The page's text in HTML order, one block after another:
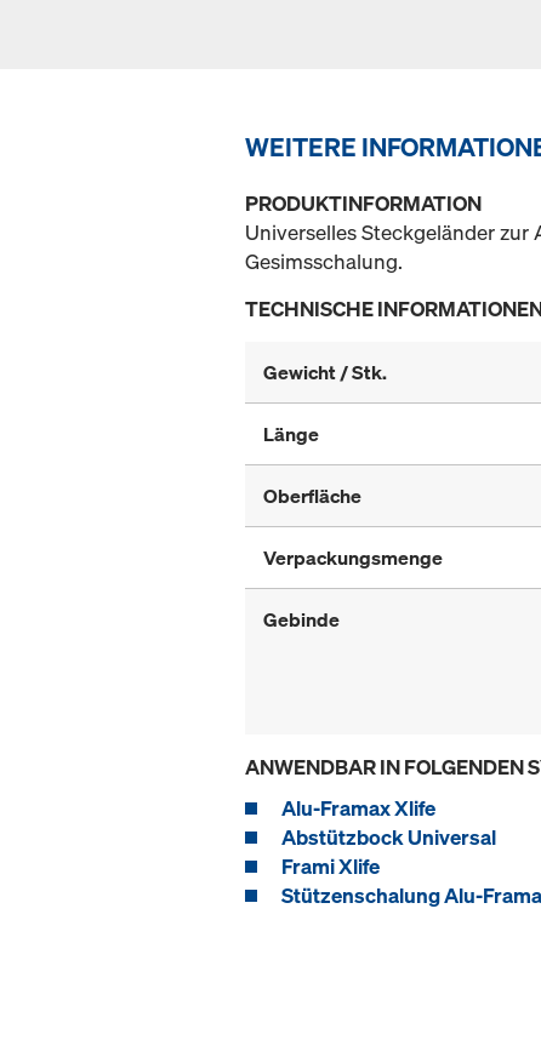
WEITERE
PRODUKTINFORMATION
Universelles Steckgeländer
Gesimsschalung.
TECHNISCHE
Gewicht / Stk.
Länge
Oberfläche
Verpackungsmenge
Gebinde
ANWENDBAR IN FOLGENDEN
Alu-Framax Xlife
Abstützbock Universal
Frami Xlife
Stützenschalung Alu-